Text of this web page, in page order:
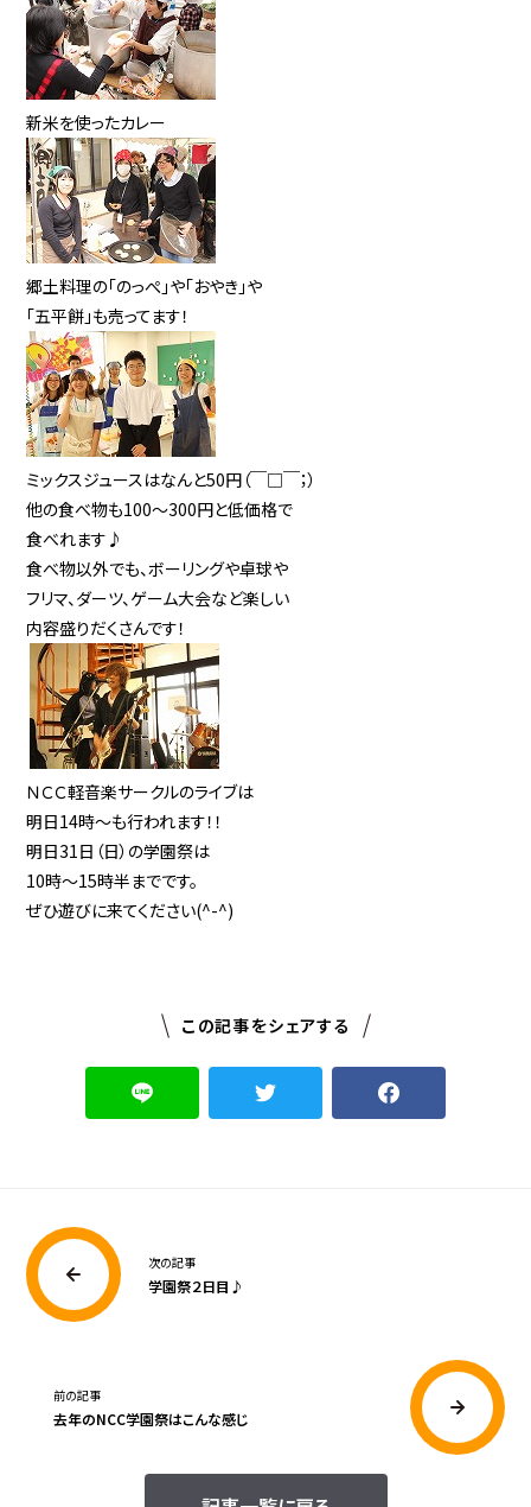
新米を使ったカレー
郷土料理の「のっぺ」や「おやき」や
「五平餅」も売ってます！
ミックスジュースはなんと50円（￣□￣；）
他の食べ物も100～300円と低価格で
食べれます♪
食べ物以外でも、ボーリングや卓球や
フリマ、ダーツ、ゲーム大会など楽しい
内容盛りだくさんです！
ＮＣＣ軽音楽サークルのライブは
明日14時～も行われます！！
明日31日（日）の学園祭は
10時～15時半までです。
ぜひ遊びに来てください(^-^)
この記事をシェアする
次の記事
学園祭２日目♪
前の記事
去年のNCC学園祭はこんな感じ